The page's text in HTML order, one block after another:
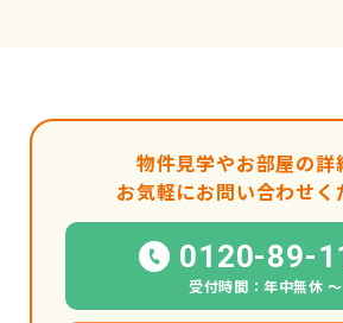
物件見学やお部屋の詳
お気軽にお問い合わせく
0120-89-
受付時間：年中無休 〜